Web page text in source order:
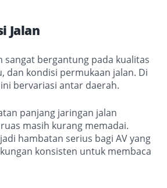
Jalan
sangat bergantung pada kualitas
dan kondisi permukaan jalan. Di
bervariasi antar daerah.
panjang jaringan jalan
masih kurang memadai.
hambatan serius bagi AV yang
konsisten untuk membaca